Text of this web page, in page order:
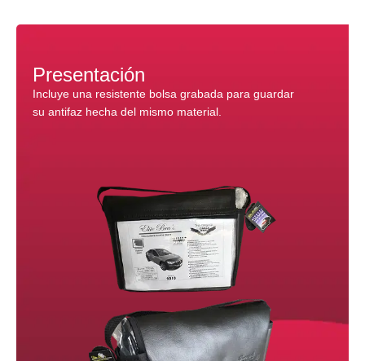
Presentación
Incluye una resistente bolsa grabada para guardar
su antifaz hecha del mismo material.